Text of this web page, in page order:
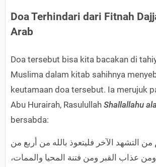
Doa Terhindari dari Fitnah
Arab
Doa tersebut bisa kita bacakan di
Muslima dalam kitab sahihnya
keutamaan doa tersebut. Ia merujuk
Abu Hurairah, Rasulullah Shallallahu
bersabda:
من التشهد ‏الآخر فليتعوذ بالله من أربع من
عذاب ‏القبر ومن فتنة المحيا والممات،